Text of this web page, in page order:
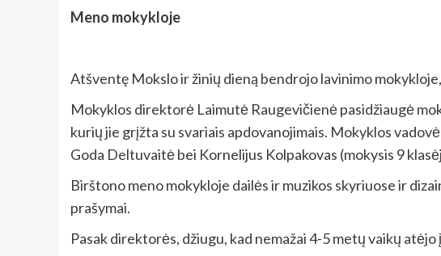
Meno mokykloje
Atšventę Mokslo ir žinių dieną bendrojo lavinimo
Mokyklos direktorė Laimutė Raugevičienė pasidžiaugė
kurių jie grįžta su svariais apdovanojimais. Mokyklos
Goda Deltuvaitė bei Kornelijus Kolpakovas (mokysis 9
Birštono meno mokykloje dailės ir muzikos skyriuose ir
prašymai.
Pasak direktorės, džiugu, kad nemažai 4-5 metų vaikų